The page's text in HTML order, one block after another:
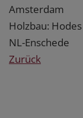
Amsterdam
Holzbau:
NL-Enschede
Zurück